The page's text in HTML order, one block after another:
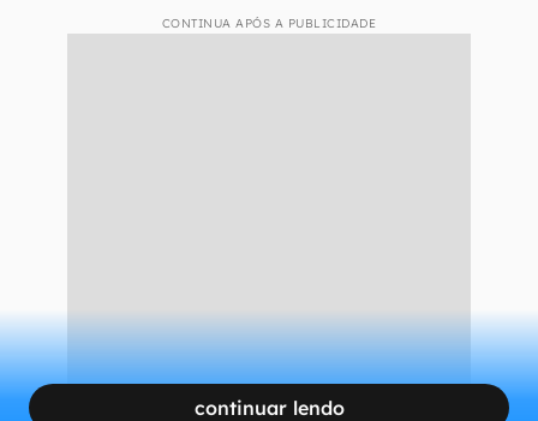
CONTINUA APÓS A PUBLICIDADE
continuar lendo